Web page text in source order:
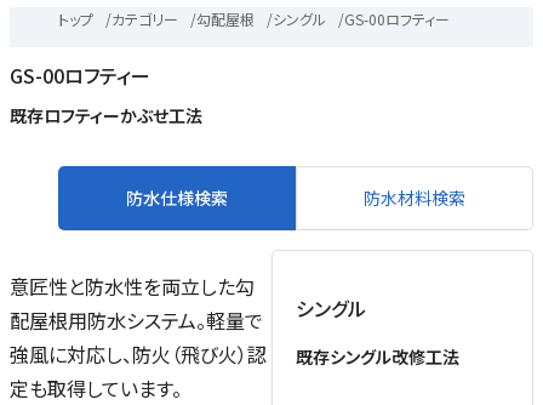
トップ /カテゴリー /勾配屋根 /シングル /GS-00ロフティー
GS-00ロフティー
既存ロフティーかぶせ工法
防水仕様検索 防水材料検索
意匠性と防水性を両立した勾
配屋根用防水システム。軽量で
強風に対応し、防火（飛び火）認
定も取得しています。
シングル
既存シングル改修工法